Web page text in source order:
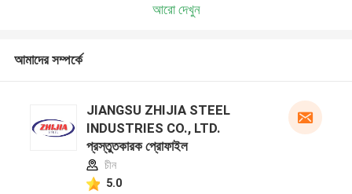
আরো দেখুন
আমাদের সম্পর্কে
JIANGSU ZHIJIA STEEL
INDUSTRIES CO., LTD.
প্রস্তুতকারক প্রোফাইল
চীন
5.0